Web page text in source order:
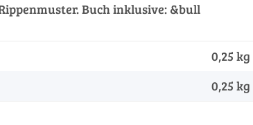
Buch inklusive: &bull
0,25 kg
0,25 kg